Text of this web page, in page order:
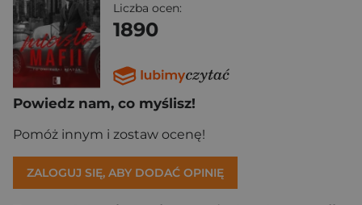
Liczba ocen:
1890
Powiedz nam, co myślisz!
Pomóż innym i zostaw ocenę!
ZALOGUJ SIĘ, ABY DODAĆ OPINIĘ